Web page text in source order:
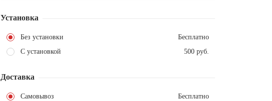
Установка
Без установки
Бесплатно
С установкой
500 руб.
Доставка
Самовывоз
Бесплатно